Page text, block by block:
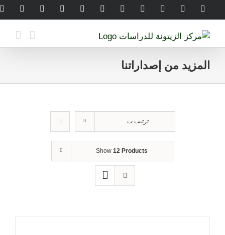
to
content
Facebook
Instagram
YouTube
Tiktok
Threads
LinkedIn
SoundCloud
WhatsApp
المزيد من إصداراتنا
ترتيب ب
Show 12 Products